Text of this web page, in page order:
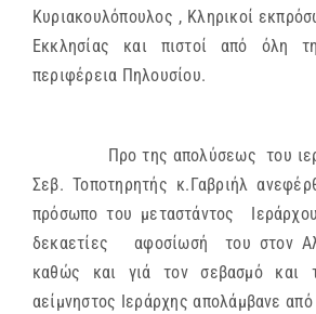
Κυριακουλόπουλος , Κληρικοί
Εκκλησίας και πιστοί από όλη
περιφέρεια Πηλουσίου.
Προ της απολύσεως του
Σεβ. Τοποτηρητής κ.Γαβριήλ
πρόσωπο του μεταστάντος
δεκαετίες αφοσίωσή του στον
καθώς και γιά τον σεβασμό και
αείμνηστος Ιεράρχης απολάμβανε